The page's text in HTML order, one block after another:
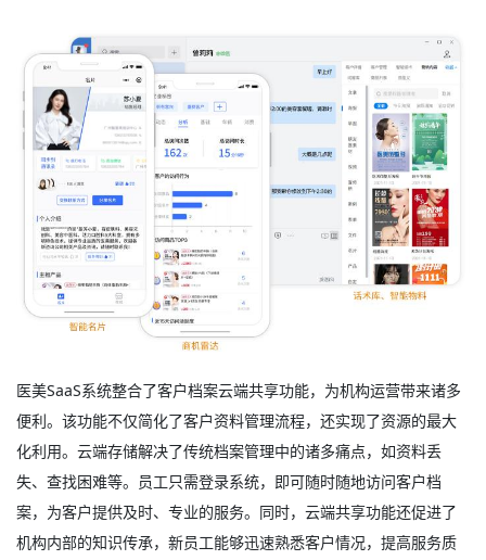
医美SaaS系统整合了客户档案云端共享功能，为机构运营带来诸多
便利。该功能不仅简化了客户资料管理流程，还实现了资源的最大
化利用。云端存储解决了传统档案管理中的诸多痛点，如资料丢
失、查找困难等。员工只需登录系统，即可随时随地访问客户档
案，为客户提供及时、专业的服务。同时，云端共享功能还促进了
机构内部的知识传承，新员工能够迅速熟悉客户情况，提高服务质